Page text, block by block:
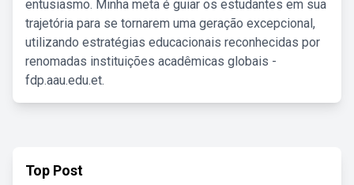
entusiasmo. Minha meta é guiar os estudantes em sua
trajetória para se tornarem uma geração excepcional,
utilizando estratégias educacionais reconhecidas por
renomadas instituições acadêmicas globais -
fdp.aau.edu.et.
Top Post